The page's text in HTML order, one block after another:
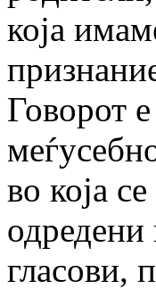
која
Говорот
во која
одредени
гласови,